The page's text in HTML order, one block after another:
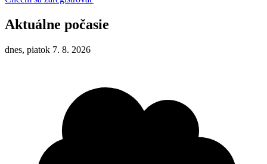
Aktuálne počasie
dnes, piatok 7. 8. 2026